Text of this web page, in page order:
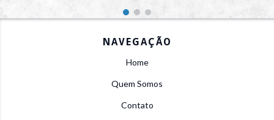
NAVEGAÇÃO
Home
Quem Somos
Contato